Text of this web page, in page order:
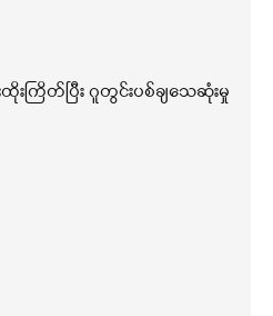
းကြိတ်ပြီး ဂူတွင်းပစ်ချသေဆုံးမှု